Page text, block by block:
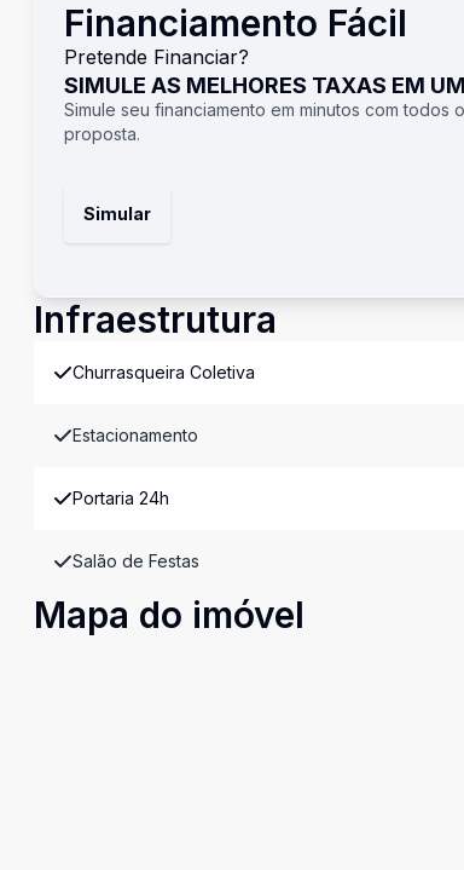
Financiamento Fácil
Pretende Financiar?
SIMULE AS MELHORES TAXAS EM
Simule seu financiamento em minutos com todos
proposta.
Simular
Infraestrutura
Churrasqueira Coletiva
Estacionamento
Portaria 24h
Salão de Festas
Mapa do imóvel